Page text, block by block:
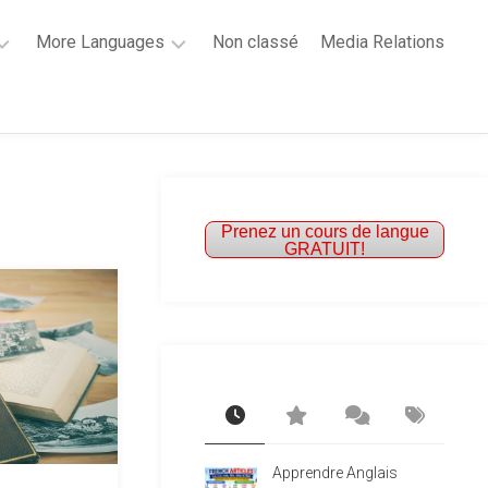
More Languages
French
Non classé Media Relations
Prenez un cours de langue
GRATUIT!
Apprendre Anglais